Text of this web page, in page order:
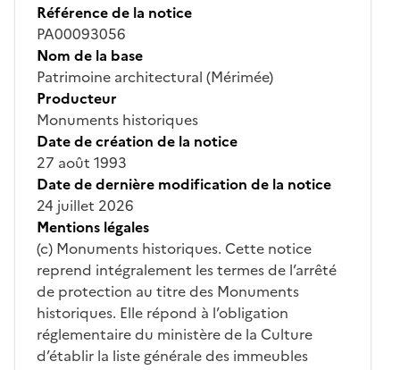
Référence de la notice
PA00093056
Nom de la base
Patrimoine architectural (Mérimée)
Producteur
Monuments historiques
Date de création de la notice
27 août 1993
Date de dernière modification de la notice
24 juillet 2026
Mentions légales
(c) Monuments historiques. Cette notice
reprend intégralement les termes de l’arrêté
de protection au titre des Monuments
historiques. Elle répond à l’obligation
réglementaire du ministère de la Culture
d’établir la liste générale des immeubles